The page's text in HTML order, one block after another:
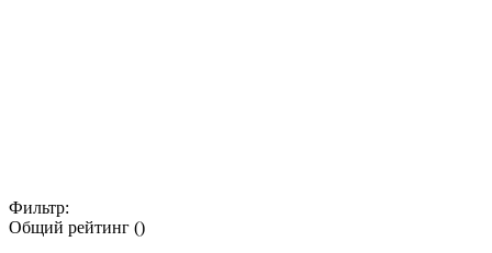
Фильтр:
Общий рейтинг ()